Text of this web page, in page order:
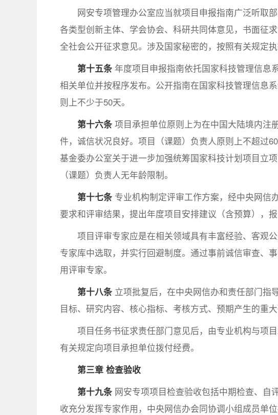
网安专项管理办公室应当就项目申报指南广泛听取
各类型创新主体、学会协会、科研共同体意见，书面征
全社会公开征求意见。涉及国家秘密的，按照有关规定执
第十五条年度项目申报指南依托国家科技管理信息
相关单位并按程序发布。公开指南在国家科技管理信息
则上不少于50天。
第十六条项目承担单位原则上为在中国大陆境内注
件，诚信状况良好。项目（课题）负责人原则上不超过
基金委办公室关于进一步加强统筹国家科技计划项目立
（课题）负责人无年龄限制。
第十七条专业机构制定评审工作方案，经中央网信
要求和评审结果，提出年度项目安排建议（含预算），
项目评审专家应是在相关领域具有丰富经验、客观
专家库中选取，并实行回避制度。通过事前诚信审查、
用评审专家。
第十八条立项批复后，在中央网信办和责任部门指
目标、研究内容、核心指标、考核方式、预期产生的重大
项目任务书征求责任部门意见后，由专业机构与项
有关规定向项目承担单位拨付经费。
第三章 检查验收
第十九条网安专项项目检查验收包括中期检查、自
收充分发挥专家作用，中央网信办会同协调小组成员单